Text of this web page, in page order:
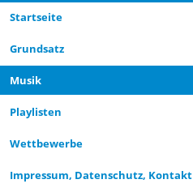
Startseite
Grund­satz­
Musik
Playlisten
Wettbewerbe
Impressum, Datenschutz, Kontakt